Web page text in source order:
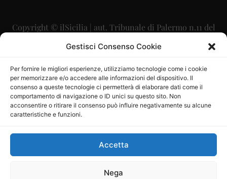
Gestisci Consenso Cookie
Per fornire le migliori esperienze, utilizziamo tecnologie come i cookie
per memorizzare e/o accedere alle informazioni del dispositivo. Il
consenso a queste tecnologie ci permetterà di elaborare dati come il
comportamento di navigazione o ID unici su questo sito. Non
acconsentire o ritirare il consenso può influire negativamente su alcune
caratteristiche e funzioni.
Accetta
Nega
Copyright © ilSicilia | aut. Tribunale di Palermo n.11 del
29/09/2015
Direttore Editoriale: Maurizio Scaglione
Direttore Responsabile: Maria Calabrese
P.IVA: 06334930820
Mercurio Comunicazione Società Cooperativa a r.l. è
iscritta al Registro degli Operatori di Comunicazione al